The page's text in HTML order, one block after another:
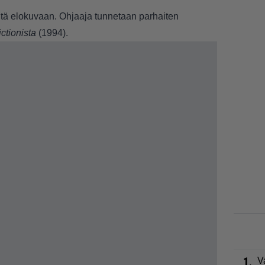
elokuvaan. Ohjaaja tunnetaan parhaiten
(1994).
1.